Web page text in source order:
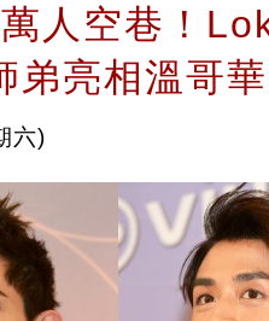
人空巷！
弟亮相溫哥華
六)